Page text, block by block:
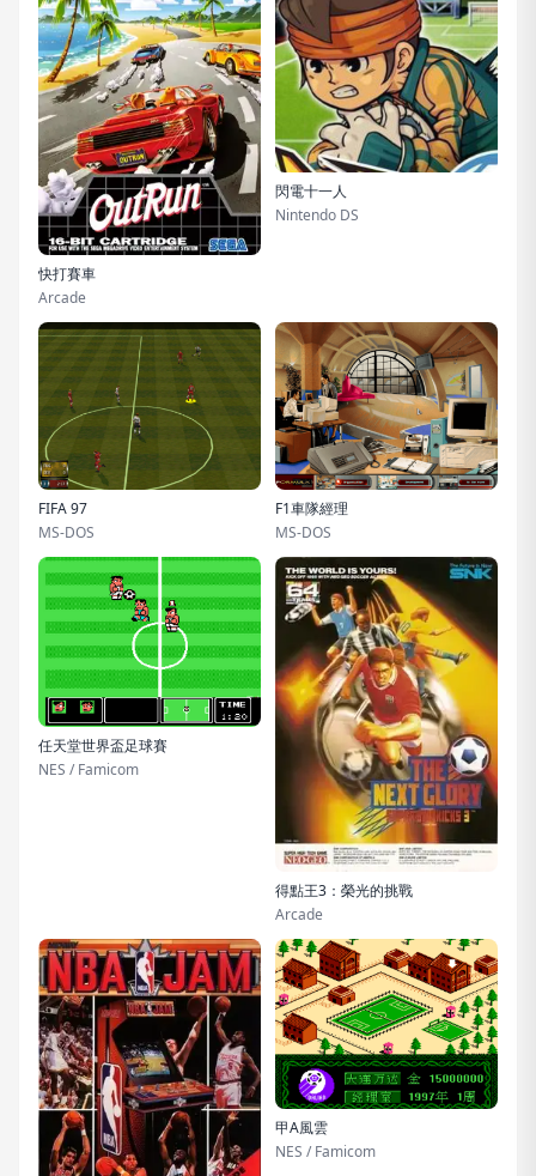
快打賽車
Arcade
閃電十一人
Nintendo DS
FIFA 97
MS-DOS
F1車隊經理
MS-DOS
任天堂世界盃足球賽
NES / Famicom
得點王3：榮光的挑戰
Arcade
甲A風雲
NES / Famicom